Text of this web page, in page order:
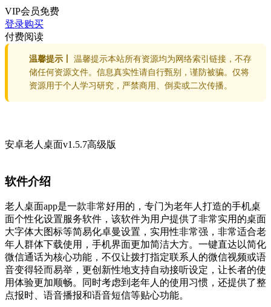
VIP会员免费
登录购买
付费阅读
温馨提示丨
温馨提示本站所有资源均为网络索引链接，不存
储任何资源文件。信息真实性请自行甄别，谨防被骗。仅将
资源用于个人学习研究，严禁商用、倒卖或二次传播。
安卓老人桌面v1.5.7高级版
软件介绍
老人桌面app是一款非常好用的，专门为老年人打造的手机桌
面个性化设置服务软件，该软件为用户提供了非常实用的桌面
大字体大图标等简易化卓曼设置，实用性非常强，非常适合老
年人群体下载使用，手机界面更加简洁大方。一键直达以简化
微信通话为核心功能，不仅让拨打指定联系人的微信视频或语
音变得轻而易举，更创新性地支持自动接听设定，让长者的使
用体验更加顺畅。同时考虑到老年人的使用习惯，还提供了整
点报时、语音播报和语音短信等贴心功能。